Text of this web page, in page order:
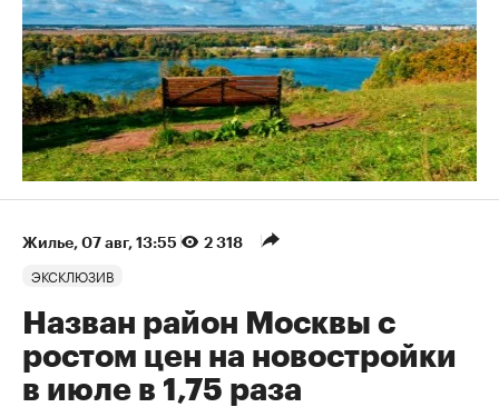
Жилье 07 авг, 13:55 2 318
ЭКСКЛЮЗИВ
Назван район Москвы с
ростом цен на новостройки
в июле в 1,75 раза